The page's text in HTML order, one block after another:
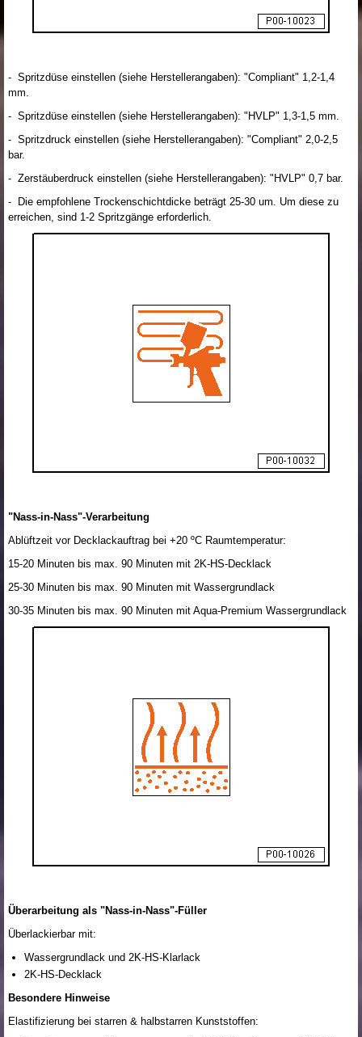
- Spritzdüse einstellen (siehe Herstellerangaben): "Compliant" 1,2-1,4
mm.
- Spritzdüse einstellen (siehe Herstellerangaben): "HVLP" 1,3-1,5 mm.
- Spritzdruck einstellen (siehe Herstellerangaben): "Compliant" 2,0-2,5
bar.
- Zerstäuberdruck einstellen (siehe Herstellerangaben): "HVLP" 0,7 bar.
- Die empfohlene Trockenschichtdicke beträgt 25-30 um. Um diese zu
erreichen, sind 1-2 Spritzgänge erforderlich.
"Nass-in-Nass"-Verarbeitung
Ablüftzeit vor Decklackauftrag bei +20 ºC Raumtemperatur:
15-20 Minuten bis max. 90 Minuten mit 2K-HS-Decklack
25-30 Minuten bis max. 90 Minuten mit Wassergrundlack
30-35 Minuten bis max. 90 Minuten mit Aqua-Premium Wassergrundlack
Überarbeitung als "Nass-in-Nass"-Füller
Überlackierbar mit:
Wassergrundlack und 2K-HS-Klarlack
2K-HS-Decklack
Besondere Hinweise
Elastifizierung bei starren & halbstarren Kunststoffen: